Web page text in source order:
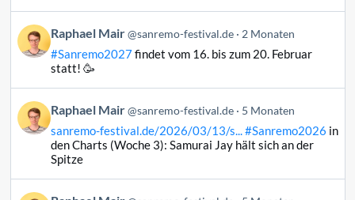
ansehen
Beitrag
von
Raphael
Bluesky
ansehen
Raphael Mair @sanremo-festival.de 2 Monaten
#Sanremo2027findet vom 16. bis zum 20. Februar
statt! 🥳
Beitrag
von
Raphael
Raphael Mair @sanremo-festival.de 5 Monaten
sanremo-festival.de/2026/03/13/s...#Sanremo2026 in
den Charts (Woche 3): Samurai Jay hält sich an der
Spitze